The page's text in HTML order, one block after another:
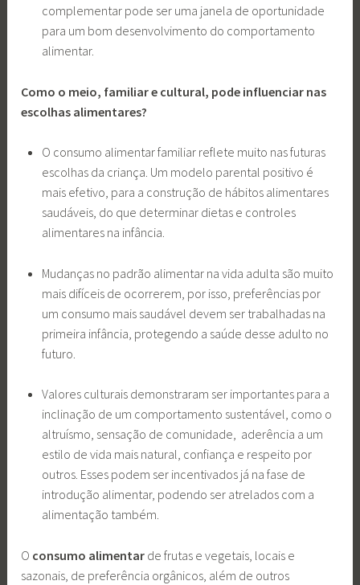
complementar pode ser uma janela de oportunidade
para um bom desenvolvimento do comportamento
alimentar.
Como o meio, familiar e cultural, pode influenciar nas
escolhas alimentares?
O consumo alimentar familiar reflete muito nas futuras
escolhas da criança. Um modelo parental positivo é
mais efetivo, para a construção de hábitos alimentares
saudáveis, do que determinar dietas e controles
alimentares na infância.
Mudanças no padrão alimentar na vida adulta são muito
mais difíceis de ocorrerem, por isso, preferências por
um consumo mais saudável devem ser trabalhadas na
primeira infância, protegendo a saúde desse adulto no
futuro.
Valores culturais demonstraram ser importantes para a
inclinação de um comportamento sustentável, como o
altruísmo, sensação de comunidade, aderência a um
estilo de vida mais natural, confiança e respeito por
outros. Esses podem ser incentivados já na fase de
introdução alimentar, podendo ser atrelados com a
alimentação também.
O consumo alimentar de frutas e vegetais, locais e
sazonais, de preferência orgânicos, além de outros